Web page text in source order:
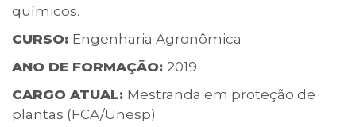
químicos.
CURSO: Engenharia Agronômica
ANO DE FORMAÇÃO: 2019
CARGO ATUAL: Mestranda em proteção de
plantas (FCA/Unesp)